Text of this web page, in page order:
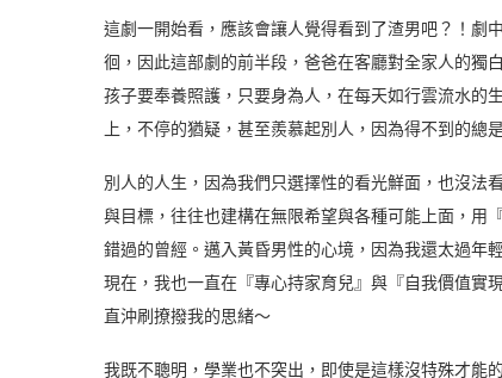
這劇一開始看，應該會讓人覺得看到了渣男吧？！劇
徊，因此這部劇的前半段，爸爸在客廳對全家人的獨
孩子要奉養照護，只要身為人，在每天如行雲流水的
上，不停的猶疑，甚至羨慕起別人，因為得不到的總
別人的人生，因為我們只選擇性的看光鮮面，也沒法
與目標，往往也建構在無限希望與各種可能上面，
錯過的曾經。邁入黃昏男性的心境，因為我還太過年
現在，我也一直在『專心持家育兒』與『自我價值實
直沖刷撩撥我的思緒～
我既不聰明，學業也不突出，即使是這樣沒特殊才能